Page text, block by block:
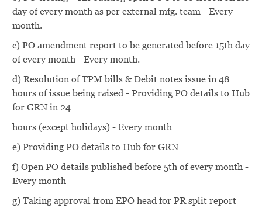
day of every month as per external mfg. team - Every
month.
c) PO amendment report to be generated before 15th day
of every month - Every month.
d) Resolution of TPM bills & Debit notes issue in 48
hours of issue being raised - Providing PO details to Hub
for GRN in 24
hours (except holidays) - Every month
e) Providing PO details to Hub for GRN
f) Open PO details published before 5th of every month -
Every month
g) Taking approval from EPO head for PR split report